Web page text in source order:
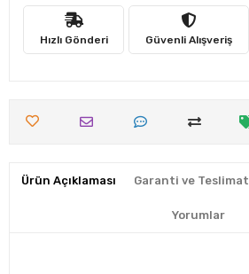
Hızlı Gönderi Güvenli Alışveriş
Ürün Açıklaması Garanti ve Teslimat
Yorumlar